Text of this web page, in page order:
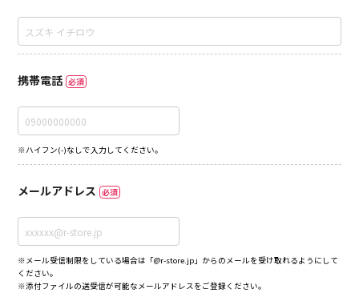
携帯電話 必須
※ハイフン(-)なしで入力してください。
メールアドレス 必須
※メール受信制限をしている場合は「@r-store.jp」からのメールを受け取れるようにして
ください。
※添付ファイルの送受信が可能なメールアドレスをご登録ください。